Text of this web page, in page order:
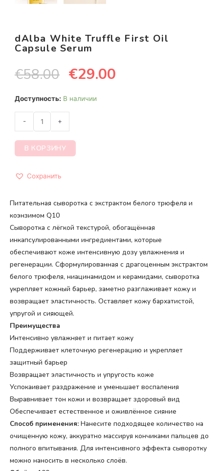
dAlba White Truffle First Oil
Capsule Serum
€58.00 €29.00
Доступность: В наличии
- +
В КОРЗИНУ
Сохранить
Питательная сыворотка с экстрактом белого трюфеля и
коэнзимом Q10
Сыворотка с лёгкой текстурой, обогащённая
инкапсулированными ингредиентами, которые
обеспечивают коже интенсивную дозу увлажнения и
регенерации. Сформулированная с драгоценным экстрактом
белого трюфеля, ниацинамидом и керамидами, сыворотка
укрепляет кожный барьер, заметно разглаживает кожу и
возвращает эластичность. Оставляет кожу бархатистой,
упругой и сияющей.
Преимущества
Интенсивно увлажняет и питает кожу
Поддерживает клеточную регенерацию и укрепляет
защитный барьер
Возвращает эластичность и упругость коже
Успокаивает раздражение и уменьшает воспаления
Выравнивает тон кожи и возвращает здоровый вид
Обеспечивает естественное и оживлённое сияние
Способ применения: Нанесите подходящее количество на
очищенную кожу, аккуратно массируя кончиками пальцев до
полного впитывания. Для интенсивного эффекта сыворотку
можно наносить в несколько слоёв.